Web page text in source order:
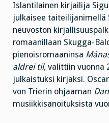
Islantilainen kirjailija
julkaisee taiteilijanimellä
neuvoston
romaanillaan Skugga-
pienoisromaaninsa
aldrei til, valittiin vuonna
julkaistuksi kirjaksi.
von Trierin ohjaaman
musiikkisanoituksista